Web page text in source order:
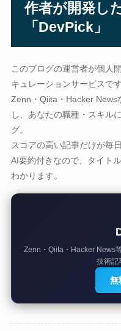
作者が開発し
「DevPick」
このブログの運営者が個人
キュレーションサービスです
Zenn・Qiita・Hacker News
し、あなたの職種・スキル
グ。
スコアの高い記事だけが毎
AI要約付きなので、タイト
わかります。
Zenn・Qiita・Hacker News
技術記
無